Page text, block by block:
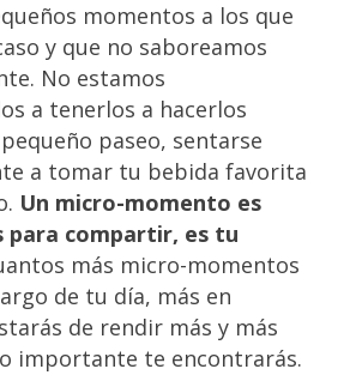
momentos a los que
y que no saboreamos
No estamos
a tenerlos a hacerlos
paseo, sentarse
a tomar tu bebida favorita
Un micro-momento es
para compartir, es tu
más micro-momentos
de tu día, más en
de rendir más y más
importante te encontrarás.